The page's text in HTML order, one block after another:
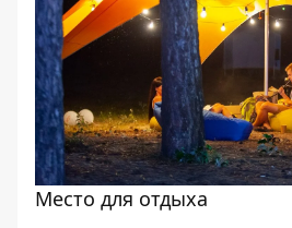
Место для отдыха